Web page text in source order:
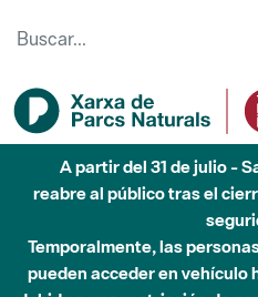
A partir del 31 de julio -
reabre al público tras el
Temporalmente, las
pueden acceder en